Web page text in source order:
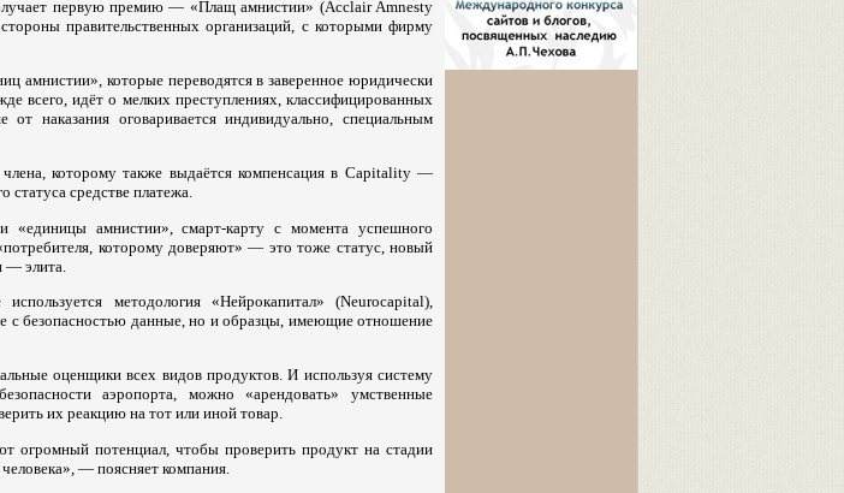
первую премию — «Плащ амнистии» (Acclair Amnesty
правительственных организаций, с которыми фирму
амнистии», которые переводятся в заверенное юридически
всего, идёт о мелких преступлениях, классифицированных
наказания оговаривается индивидуально, специальным
которому также выдаётся компенсация в Capitality —
средстве платежа.
амнистии», смарт-карту с момента успешного
которому доверяют» — это тоже статус, новый
— элита.
методология «Нейрокапитал» (Neurocapital),
с безопасностью данные, но и образцы, имеющие отношение
оценщики всех видов продуктов. И используя систему
аэропорта, можно «арендовать» умственные
их реакцию на тот или иной товар.
огромный потенциал, чтобы проверить продукт на стадии
— поясняет компания.